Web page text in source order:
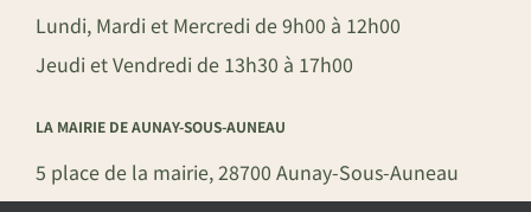
Lundi, Mardi et Mercredi de 9h00 à 12h00
Jeudi et Vendredi de 13h30 à 17h00
LA MAIRIE DE AUNAY-SOUS-AUNEAU
5 place de la mairie, 28700 Aunay-Sous-Auneau